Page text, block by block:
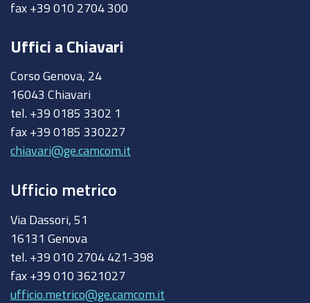
fax +39 010 2704 300
Uffici a Chiavari
Corso Genova, 24
16043 Chiavari
tel. +39 0185 3302 1
fax +39 0185 330227
chiavari@ge.camcom.it
Ufficio metrico
Via Dassori, 51
16131 Genova
tel. +39 010 2704 421-398
fax +39 010 3621027
ufficio.metrico@ge.camcom.it